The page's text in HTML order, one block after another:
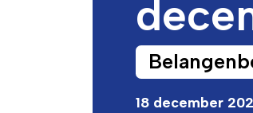
18 december